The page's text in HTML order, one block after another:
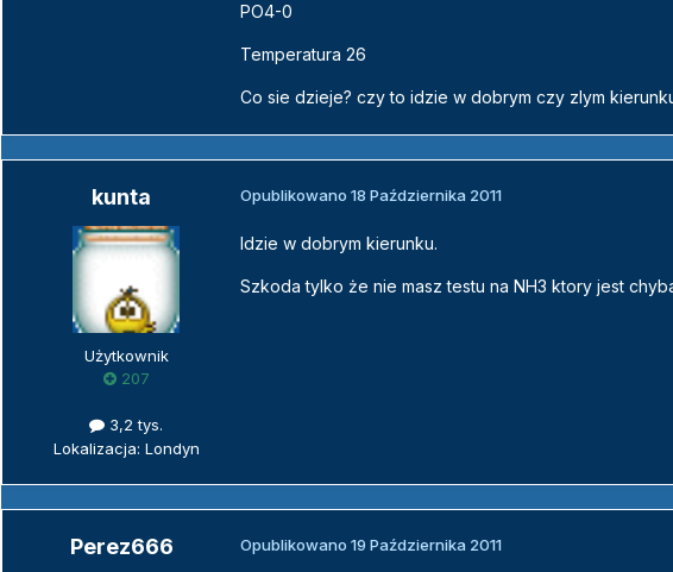
PO4-0
Temperatura 26
Co sie dzieje? czy to idzie w dobrym czy zlym
kunta
Użytkownik
207
3,2 tys.
Lokalizacja: Londyn
Opublikowano 18 Października 2011
Idzie w dobrym kierunku.
Szkoda tylko że nie masz testu na NH3 ktory jest
Perez666 Opublikowano 19 Października 2011